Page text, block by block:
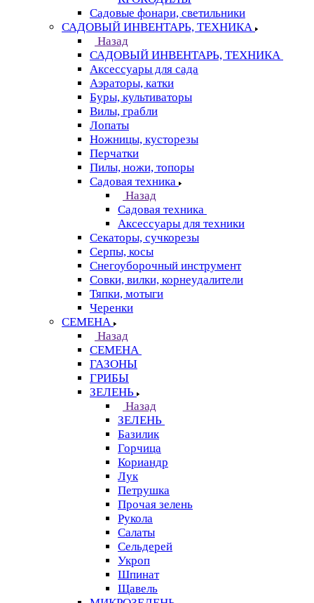
Садовые фонари, светильники
САДОВЫЙ ИНВЕНТАРЬ, ТЕХНИКА
Назад
САДОВЫЙ ИНВЕНТАРЬ, ТЕХНИКА
Аксессуары для сада
Аэраторы, катки
Буры, культиваторы
Вилы, грабли
Лопаты
Ножницы, кусторезы
Перчатки
Пилы, ножи, топоры
Садовая техника
Назад
Садовая техника
Аксессуары для техники
Секаторы, сучкорезы
Серпы, косы
Снегоуборочный инструмент
Совки, вилки, корнеудалители
Тяпки, мотыги
Черенки
СЕМЕНА
Назад
СЕМЕНА
ГАЗОНЫ
ГРИБЫ
ЗЕЛЕНЬ
Назад
ЗЕЛЕНЬ
Базилик
Горчица
Кориандр
Лук
Петрушка
Прочая зелень
Рукола
Салаты
Сельдерей
Укроп
Шпинат
Щавель